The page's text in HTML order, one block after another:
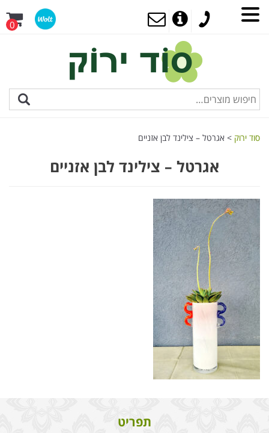
0
סוד ירוק > אגרטל – צילינד לבן אזניים
אגרטל – צילינד לבן אזניים
תפריט